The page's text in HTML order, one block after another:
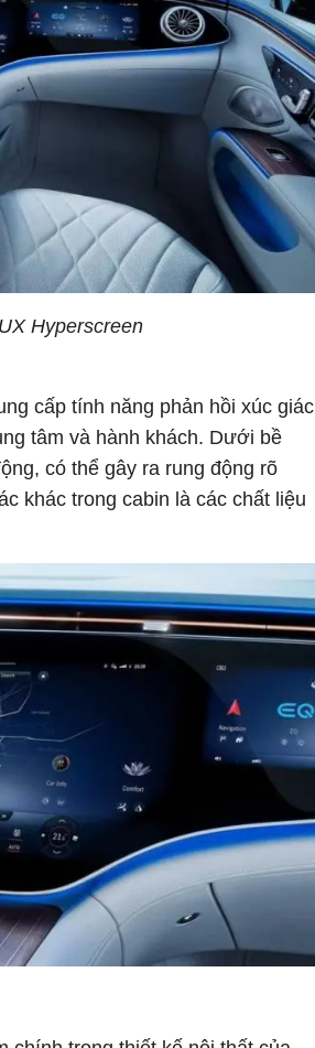
Hyperscreen
cấp tính năng phản hồi xúc giác
tâm và hành khách. Dưới bề
có thể gây ra rung động rõ
khác trong cabin là các chất liệu